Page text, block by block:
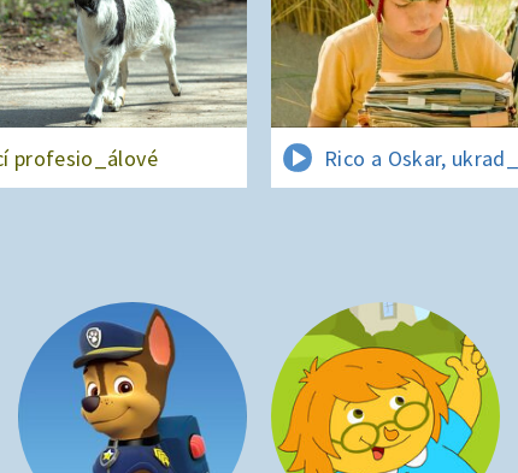
profesio_álové Rico a Oskar,